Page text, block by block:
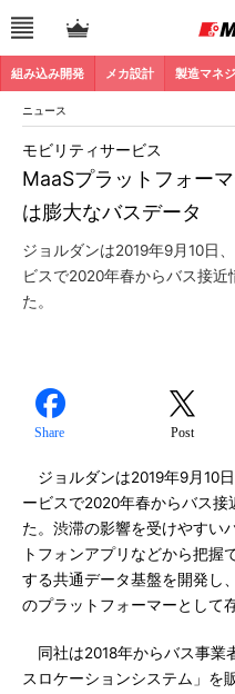
組み込み開発 メカ設計 製造マネ
ニュース
MaaSプラットフォー
は膨大なバスデータ
モビリティサービス
ジョルダンは2019年9月10日
ビスで2020年春からバス接
た。
Share Post
ジョルダンは2019年9月10
ービスで2020年春からバス接
た。渋滞の影響を受けやすい
トフォンアプリなどから把握
する共通データ基盤を開発し
のプラットフォーマーとして
同社は2018年からバス事業
スロケーションシステム」を